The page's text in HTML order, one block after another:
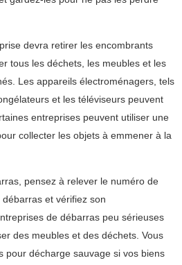
devra retirer les encombrants
tous les déchets, les meubles et les
Les appareils électroménagers, tels
et les téléviseurs peuvent
entreprises peuvent utiliser une
collecter les objets à emmener à la
pensez à relever le numéro de
et vérifiez son
de débarras peu sérieuses
des meubles et des déchets. Vous
pour décharge sauvage si vos biens